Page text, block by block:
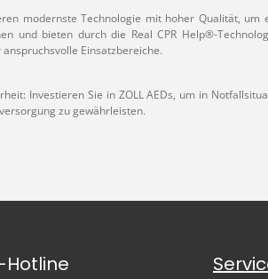
modernste Technologie mit hoher Qualität,
und bieten durch die Real CPR Help®-
Einsatzbereiche.
Investieren Sie in ZOLL AEDs, um in
zu gewährleisten.
Hotline